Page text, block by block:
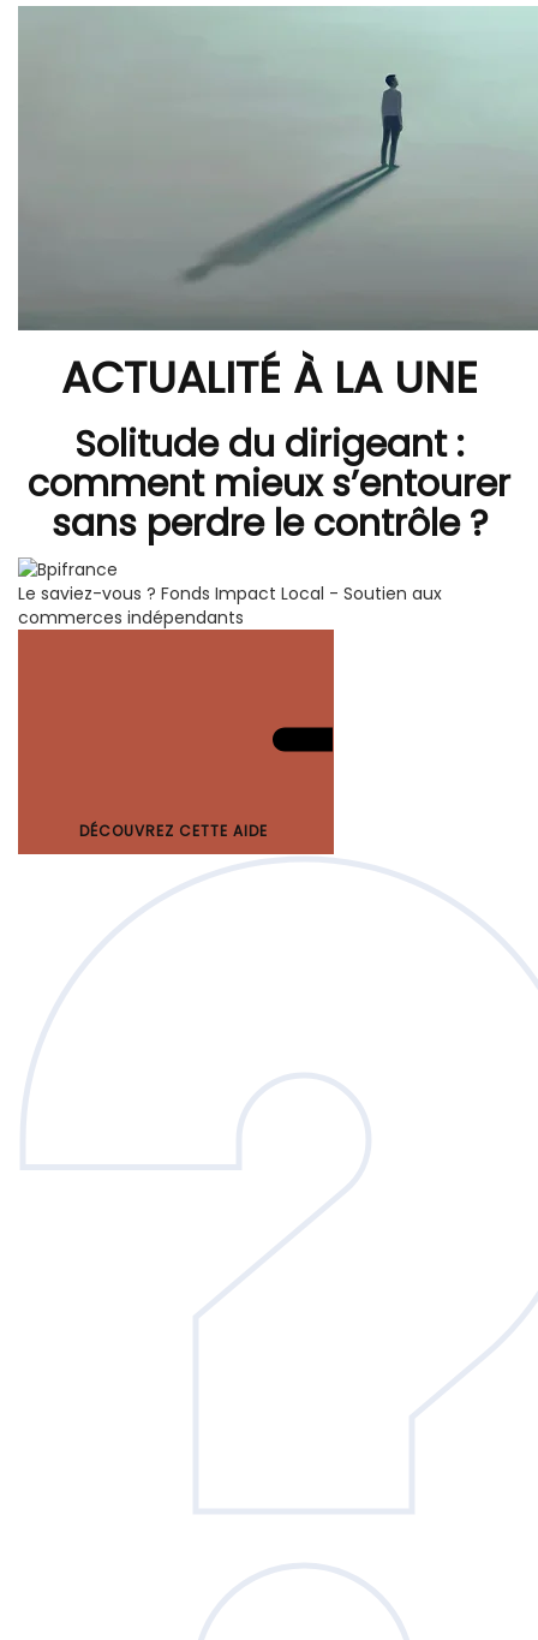
ACTUALITÉ À LA UNE
Solitude du dirigeant :
comment mieux s’entourer
sans perdre le contrôle ?
Le saviez-vous ? Fonds Impact Local - Soutien aux
commerces indépendants
DÉCOUVREZ CETTE AIDE